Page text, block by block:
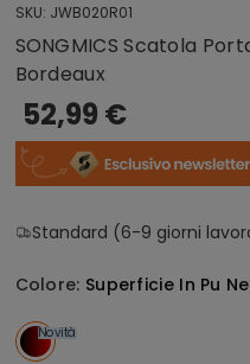
SKU: JWB020R01
SONGMICS Scatola
Bordeaux
52,99 €
Standard (6-9 giorni
Colore: Superficie In Pu
Novità